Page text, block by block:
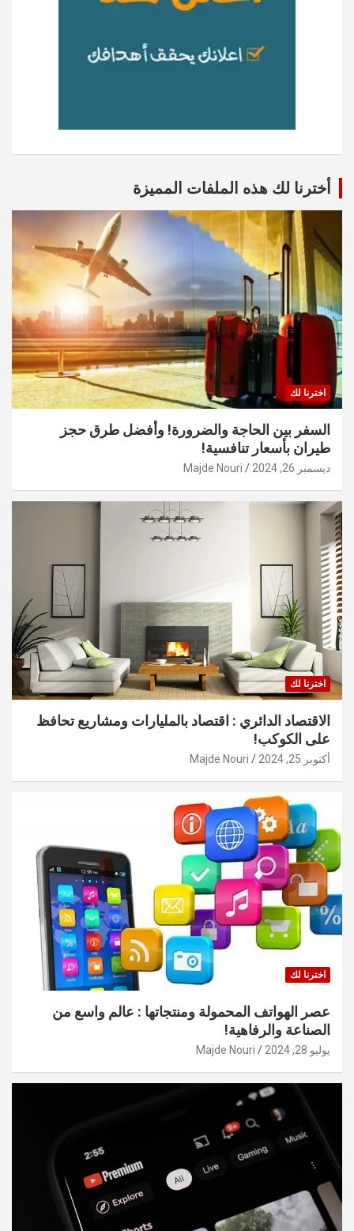
أخترنا لك هذه الملفات المميزة
اخترنا لك
السفر بين الحاجة والضرورة! وأفضل طرق حجز
طيران بأسعار تنافسية!
ديسمبر 26, 2024 Majde Nouri
اخترنا لك
الاقتصاد الدائري : اقتصاد بالمليارات ومشاريع تحافظ
على الكوكب!
أكتوبر 25, 2024 Majde Nouri
اخترنا لك
عصر الهواتف المحمولة ومنتجاتها : عالم واسع من
الصناعة والرفاهية!
يوليو 28, 2024 Majde Nouri